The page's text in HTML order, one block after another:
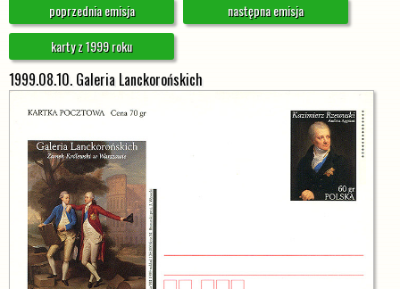
poprzednia emisja
następna emisja
karty z 1999 roku
1999.08.10. Galeria Lanckorońskich